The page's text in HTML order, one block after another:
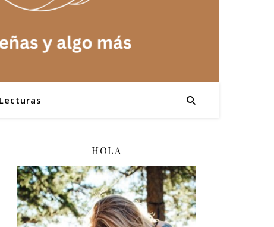
HOLA